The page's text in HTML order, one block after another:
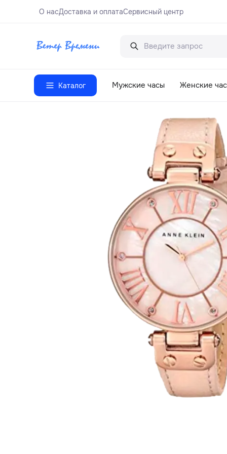
О насДоставка и оплатаСервисный центр
Каталог Мужские часы Женские